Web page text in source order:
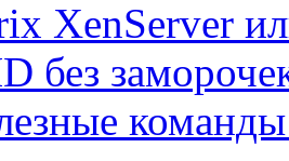
XenServer
без